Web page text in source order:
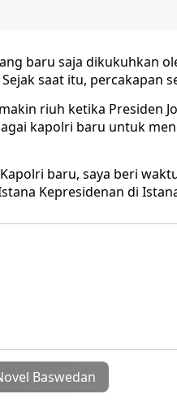
baru saja dikukuhkan
saat itu, percakapan
riuh ketika Presiden
kapolri baru untuk
baru, saya beri
Kepresidenan di
Baswedan